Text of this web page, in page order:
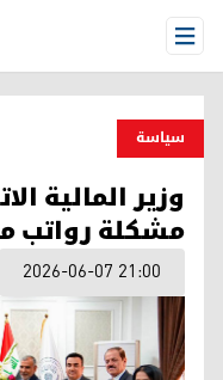
Open Menu
سیاسة
وزير المالية
مشكلة رواتب
2026-06-07 21:00